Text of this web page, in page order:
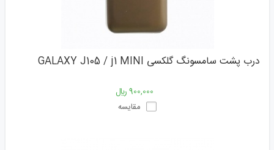
درب پشت سامسونگ گلکسی GALAXY J105 / j1 MINI
900,000 ﷼
مقایسه